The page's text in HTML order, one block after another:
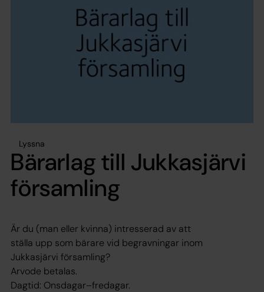
Lyssna
Bärarlag till Jukkasjärvi
församling
Är du (man eller kvinna) intresserad av att
ställa upp som bärare vid begravningar inom
Jukkasjärvi församling?
Arvode betalas.
Dagtid: Onsdagar–fredagar.